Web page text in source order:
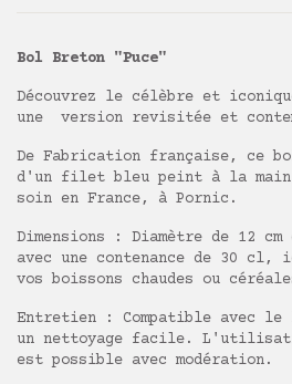
Bol Breton "Puce"
Découvrez le célèbre et
une version revisitée et
De Fabrication française, ce
d'un filet bleu peint à la main
soin en France, à Pornic.
Dimensions : Diamètre de 12
avec une contenance de 30 cl,
vos boissons chaudes ou
Entretien : Compatible avec
un nettoyage facile.
est possible avec modération.